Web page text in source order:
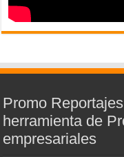
Promo
herramienta de
empresariales